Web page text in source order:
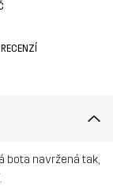
bota navržená tak,